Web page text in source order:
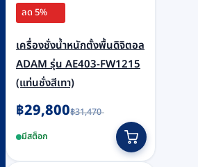
ลด 5%
เครื่องชั่งน้ำหนักตั้งพื้นดิจิตอล
ADAM รุ่น AE403-FW1215
(แท่นชั่งสีเทา)
฿31,470
Original
price
was:
฿31,470.
฿29,800
Current
price
is:
฿29,800.
มีสต็อก